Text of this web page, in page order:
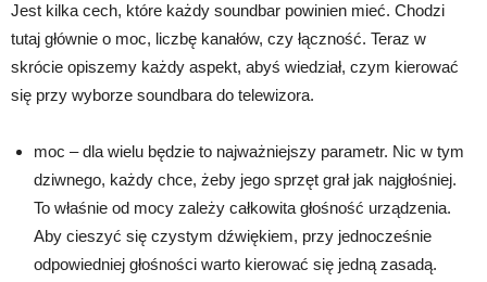
Jest kilka cech, które każdy soundbar powinien mieć. Chodzi
tutaj głównie o moc, liczbę kanałów, czy łączność. Teraz w
skrócie opiszemy każdy aspekt, abyś wiedział, czym kierować
się przy wyborze soundbara do telewizora.
moc – dla wielu będzie to najważniejszy parametr. Nic w tym
dziwnego, każdy chce, żeby jego sprzęt grał jak najgłośniej.
To właśnie od mocy zależy całkowita głośność urządzenia.
Aby cieszyć się czystym dźwiękiem, przy jednocześnie
odpowiedniej głośności warto kierować się jedną zasadą.